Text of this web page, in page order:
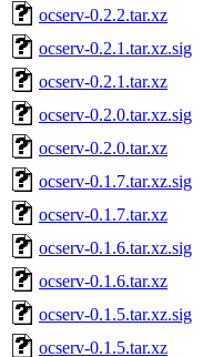
ocserv-0.2.2.tar.xz
ocserv-0.2.1.tar.xz.sig
ocserv-0.2.1.tar.xz
ocserv-0.2.0.tar.xz.sig
ocserv-0.2.0.tar.xz
ocserv-0.1.7.tar.xz.sig
ocserv-0.1.7.tar.xz
ocserv-0.1.6.tar.xz.sig
ocserv-0.1.6.tar.xz
ocserv-0.1.5.tar.xz.sig
ocserv-0.1.5.tar.xz